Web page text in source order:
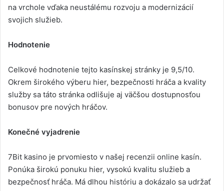
na vrchole vďaka neustálému rozvoju a modernizácií
svojich služieb.
Hodnotenie
Celkové hodnotenie tejto kasínskej stránky je 9,5/10.
Okrem širokého výberu hier, bezpečnosti hráča a kvality
služby sa táto stránka odlišuje aj väčšou dostupnosťou
bonusov pre nových hráčov.
Konečné vyjadrenie
7Bit kasino je prvomiesto v našej recenzii online kasín.
Ponúka širokú ponuku hier, vysokú kvalitu služieb a
bezpečnosť hráča. Má dlhou históriu a dokázalo sa udržať